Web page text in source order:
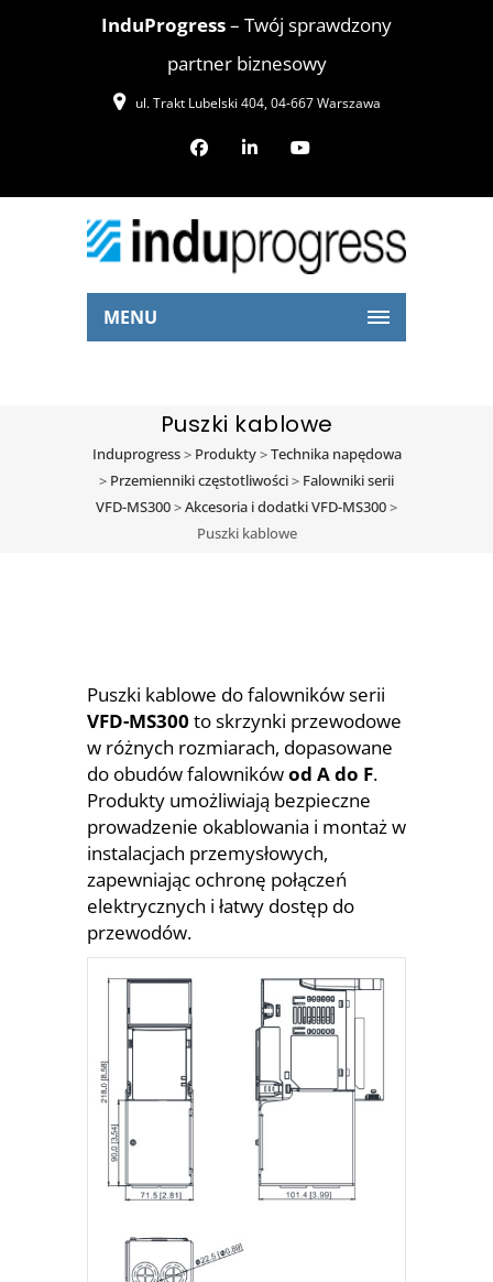
InduProgress– Twój sprawdzony
partner biznesowy
ul. Trakt Lubelski 404, 04-667 Warszawa
MENU
Puszki kablowe
Induprogress> Produkty>Technika napędowa
> Przemienniki częstotliwości> Falowniki serii
VFD-MS300>Akcesoria i dodatki VFD-MS300>
Puszki kablowe
Puszki kablowe do falowników serii
VFD-MS300 to skrzynki przewodowe
w różnych rozmiarach, dopasowane
do obudów falownikówod A do F.
Produkty umożliwiają bezpieczne
prowadzenie okablowania i montaż w
instalacjach przemysłowych,
zapewniając ochronę połączeń
elektrycznych i łatwy dostęp do
przewodów.